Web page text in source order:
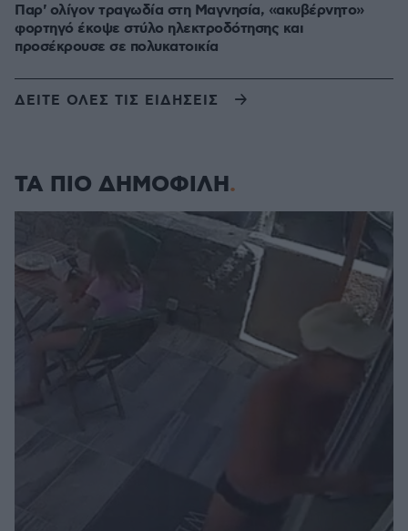
Παρ' ολίγον τραγωδία στη Μαγνησία, «ακυβέρνητο»
φορτηγό έκοψε στύλο ηλεκτροδότησης και
προσέκρουσε σε πολυκατοικία
ΔΕΙΤΕ ΟΛΕΣ ΤΙΣ ΕΙΔΗΣΕΙΣ
ΤΑ ΠΙΟ ΔΗΜΟΦΙΛΗ